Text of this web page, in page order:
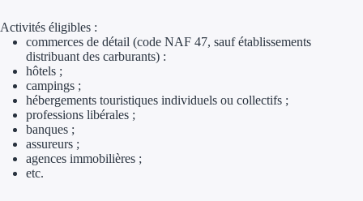
Territoires
Activités éligibles :
commerces de détail (code NAF 47, sauf établissements
distribuant des carburants) :
hôtels ;
campings ;
hébergements touristiques individuels ou collectifs ;
professions libérales ;
banques ;
assureurs ;
agences immobilières ;
etc.